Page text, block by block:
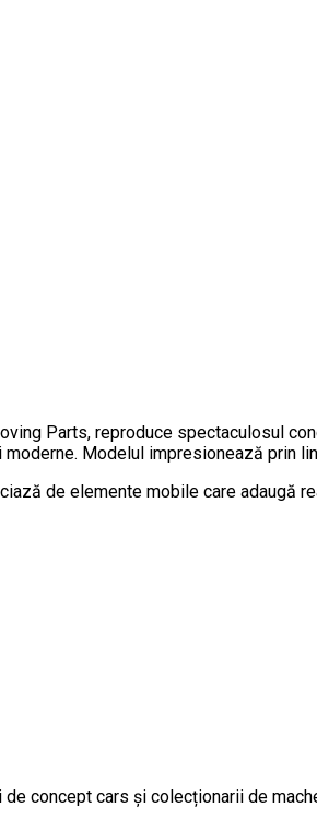
Parts, reproduce spectaculosul
Modelul impresionează prin
de elemente mobile care
concept cars și colecționarii de